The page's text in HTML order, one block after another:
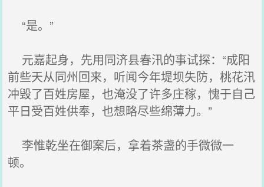
“是。”
元嘉起身，先用同济县春汛的事试探：“成阳
前些天从同州回来，听闻今年堤坝失防，桃花汛
冲毁了百姓房屋，也淹没了许多庄稼，愧于自己
平日受百姓供奉，也想略尽些绵薄力。”
李惟乾坐在御案后，拿着茶盏的手微微一
顿。